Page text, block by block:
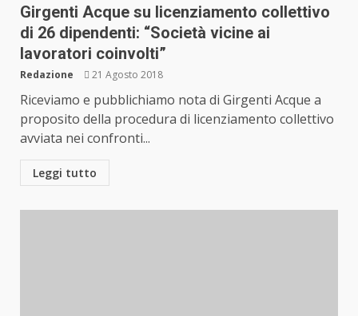
Girgenti Acque su licenziamento collettivo
di 26 dipendenti: “Società vicine ai
lavoratori coinvolti”
Redazione 21 Agosto 2018
Riceviamo e pubblichiamo nota di Girgenti Acque a
proposito della procedura di licenziamento collettivo
avviata nei confronti...
Leggi tutto